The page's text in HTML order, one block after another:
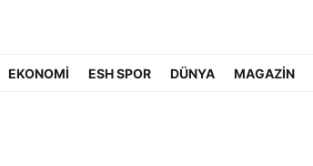
EKONOMİ ESH SPOR DÜNYA MAGAZİN